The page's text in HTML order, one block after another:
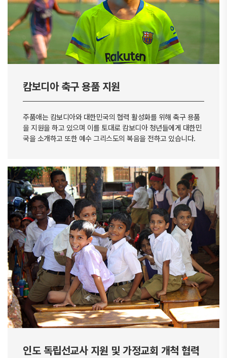
캄보디아 축구 용품 지원
주품애는 캄보디아와 대한민국의 협력 활성화를 위해 축구 용품
을 지원을 하고 있으며 이를 토대로 캄보디아 청년들에게 대한민
국을 소개하고 또한 예수 그리스도의 복음을 전하고 있습니다.
인도 독립선교사 지원 및 가정교회 개척 협력